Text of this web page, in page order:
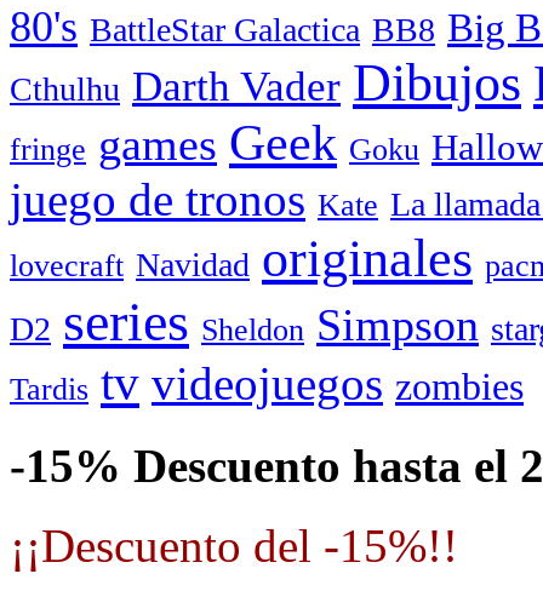
80's BattleStar Galactica BB8 Big
Cthulhu Darth Vader Dibujos
fringe games Geek Goku
juego de tronos Kate La
lovecraft Navidad originales
D2 series Sheldon Simpson
Tardis tv videojuegos zombies
-15% Descuento hasta el
¡¡Descuento del -15%!!